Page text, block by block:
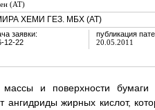
(AT)
ХЕМИ ГЕЗ. МБХ (AT)
заявки:
12-22
публикация
20.05.2011
и поверхности
жирных кислот,